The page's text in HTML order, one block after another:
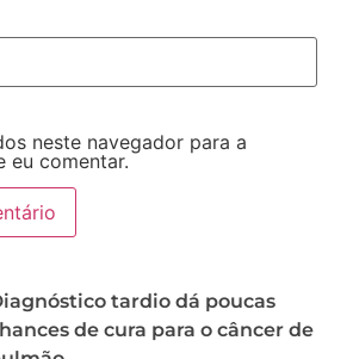
neste navegador para a
eu comentar.
tardio dá poucas
de cura para o câncer de